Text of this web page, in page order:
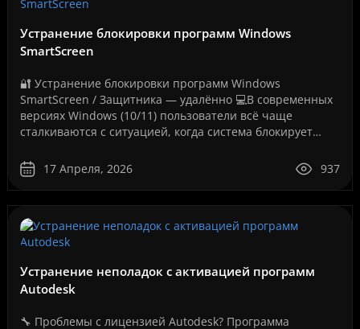
Устранение блокировки программ Windows
SmartScreen
🔐 Устранение блокировки программ Windows
SmartScreen / Защитника — удалённо 💻В современных
версиях Windows (10/11) пользователи всё чаще
сталкиваются с ситуацией, когда система блокирует
Как на вашем ..
17 Апреля, 2026 937
Устранение неполадок с активацией программ
Autodesk
🔧 Проблемы с лицензией Autodesk? Программа